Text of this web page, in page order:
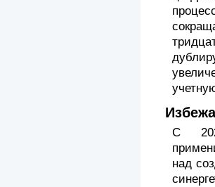
С
над